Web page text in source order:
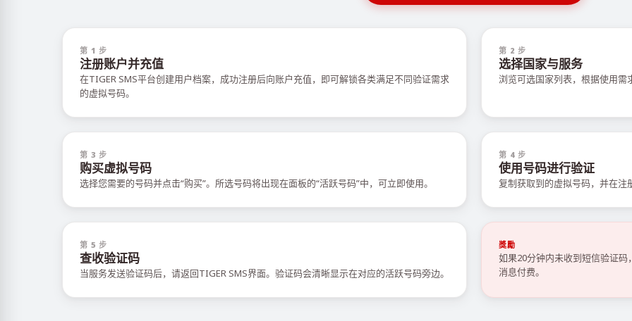
第 1 步
注册账户并充值
在TIGER SMS平台创建用户档案，成功注册后向账户充值，即可解锁各类满足不同验证需求
的虚拟号码。
第 2 步
选择国家与服务
浏览可选国家列表，根据使用需
第 3 步
购买虚拟号码
选择您需要的号码并点击“购买”。所选号码将出现在面板的“活跃号码”中，可立即使用。
第 4 步
使用号码进行验证
复制获取到的虚拟号码，并在
第 5 步
查收验证码
当服务发送验证码后，请返回TIGER SMS界面。验证码会清晰显示在对应的活跃号码旁边。
獎勵
如果20分钟内未收到短信验证
消息付费。